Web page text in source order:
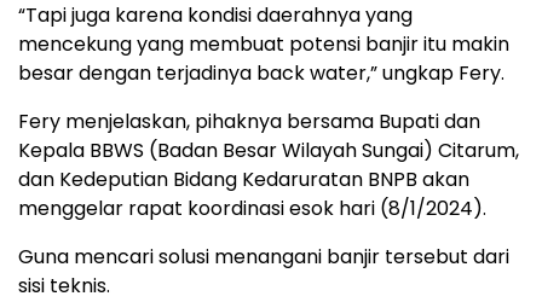
“Tapi juga karena kondisi daerahnya yang
mencekung yang membuat potensi banjir itu makin
besar dengan terjadinya back water,” ungkap Fery.
Fery menjelaskan, pihaknya bersama Bupati dan
Kepala BBWS (Badan Besar Wilayah Sungai) Citarum,
dan Kedeputian Bidang Kedaruratan BNPB akan
menggelar rapat koordinasi esok hari (8/1/2024).
Guna mencari solusi menangani banjir tersebut dari
sisi teknis.